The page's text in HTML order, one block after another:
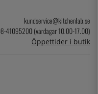
kundservice@kitchenlab.se
41095200 (vardagar 10.00-17.00)
Öppettider i butik